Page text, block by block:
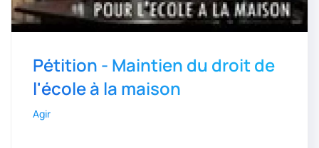
Pétition - Maintien du droit de
l'école à la maison
Agir